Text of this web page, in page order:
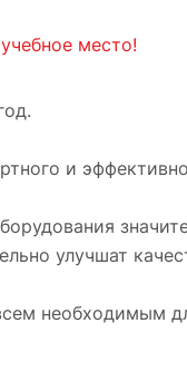
и
улучшат
необходимым